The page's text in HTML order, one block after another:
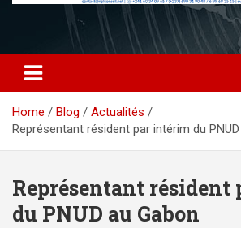
Home Blog
Actualités
Représentant résident par intérim du
Représentant
du PNUD au Gabon